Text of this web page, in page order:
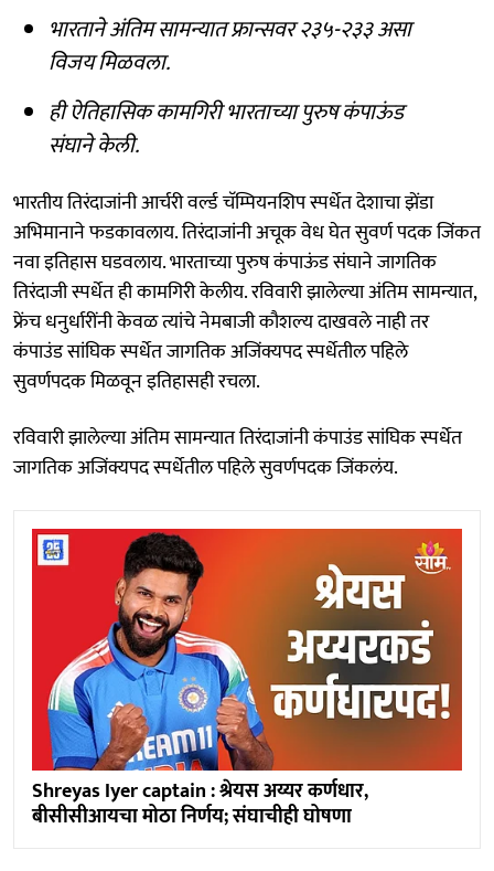
भारताने अंतिम सामन्यात फ्रान्सवर २३५-२३३ असा
विजय मिळवला.
ही ऐतिहासिक कामगिरी भारताच्या पुरुष कंपाऊंड
संघाने केली.
भारतीय तिरंदाजांनी आर्चरी वर्ल्ड चॅम्पियनशिप स्पर्धेत देशाचा झेंडा
अभिमानाने फडकावलाय. तिरंदाजांनी अचूक वेध घेत सुवर्ण पदक जिंकत
नवा इतिहास घडवलाय. भारताच्या पुरुष कंपाऊंड संघाने जागतिक
तिरंदाजी स्पर्धेत ही कामगिरी केलीय. रविवारी झालेल्या अंतिम सामन्यात,
फ्रेंच धनुर्धारींनी केवळ त्यांचे नेमबाजी कौशल्य दाखवले नाही तर
कंपाउंड सांघिक स्पर्धेत जागतिक अजिंक्यपद स्पर्धेतील पहिले
सुवर्णपदक मिळवून इतिहासही रचला.
रविवारी झालेल्या अंतिम सामन्यात तिरंदाजांनी कंपाउंड सांघिक स्पर्धेत
जागतिक अजिंक्यपद स्पर्धेतील पहिले सुवर्णपदक जिंकलंय.
Shreyas Iyer captain : श्रेयस अय्यर कर्णधार,
बीसीसीआयचा मोठा निर्णय; संघाचीही घोषणा